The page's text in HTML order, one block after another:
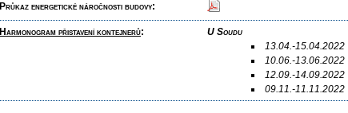
Průkaz energetické náročnosti budovy:
Harmonogram přistavení kontejnerů:
U Soudu
13.04.-15.04.2022
10.06.-13.06.2022
12.09.-14.09.2022
09.11.-11.11.2022